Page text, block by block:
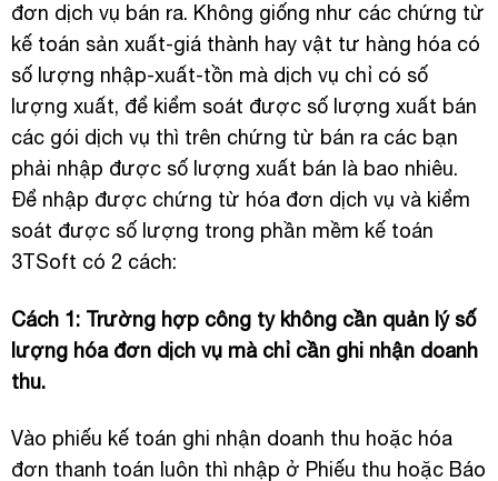
đơn dịch vụ bán ra. Không giống như các chứng từ
kế toán sản xuất-giá thành hay vật tư hàng hóa có
số lượng nhập-xuất-tồn mà dịch vụ chỉ có số
lượng xuất, để kiểm soát được số lượng xuất bán
các gói dịch vụ thì trên chứng từ bán ra các bạn
phải nhập được số lượng xuất bán là bao nhiêu.
Để nhập được chứng từ hóa đơn dịch vụ và kiểm
soát được số lượng trong phần mềm kế toán
3TSoft có 2 cách:
Cách 1: Trường hợp công ty không cần quản lý số
lượng hóa đơn dịch vụ mà chỉ cần ghi nhận doanh
thu.
Vào phiếu kế toán ghi nhận doanh thu hoặc hóa
đơn thanh toán luôn thì nhập ở Phiếu thu hoặc Báo